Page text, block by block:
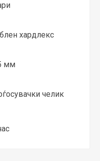
хардлекс
мм
челик